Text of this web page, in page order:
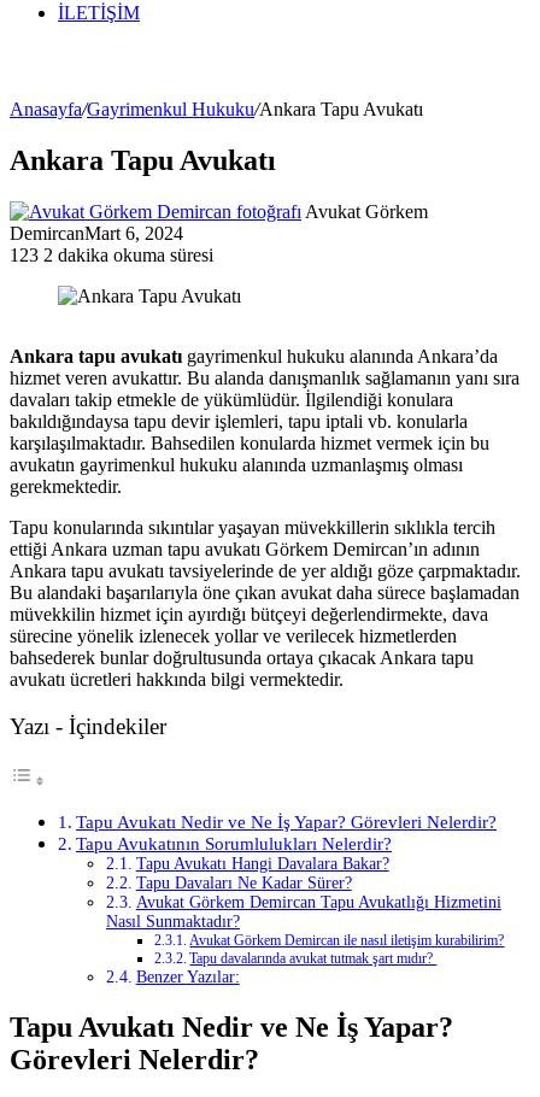
İLETIŞIM
Anasayfa/Gayrimenkul Hukuku/Ankara Tapu Avukatı
Ankara Tapu Avukatı
Avukat Görkem
DemircanMart 6, 2024
123 2 dakika okuma süresi
Ankara tapu avukatı gayrimenkul hukuku alanında Ankara’da
hizmet veren avukattır. Bu alanda danışmanlık sağlamanın yanı sıra
davaları takip etmekle de yükümlüdür. İlgilendiği konulara
bakıldığındaysa tapu devir işlemleri, tapu iptali vb. konularla
karşılaşılmaktadır. Bahsedilen konularda hizmet vermek için bu
avukatın gayrimenkul hukuku alanında uzmanlaşmış olması
gerekmektedir.
Tapu konularında sıkıntılar yaşayan müvekkillerin sıklıkla tercih
ettiği Ankara uzman tapu avukatı Görkem Demircan’ın adının
Ankara tapu avukatı tavsiyelerinde de yer aldığı göze çarpmaktadır.
Bu alandaki başarılarıyla öne çıkan avukat daha sürece başlamadan
müvekkilin hizmet için ayırdığı bütçeyi değerlendirmekte, dava
sürecine yönelik izlenecek yollar ve verilecek hizmetlerden
bahsederek bunlar doğrultusunda ortaya çıkacak Ankara tapu
avukatı ücretleri hakkında bilgi vermektedir.
Yazı - İçindekiler
Tapu Avukatı Nedir ve Ne İş Yapar? Görevleri Nelerdir?
Tapu Avukatının Sorumlulukları Nelerdir?
Tapu Avukatı Hangi Davalara Bakar?
Tapu Davaları Ne Kadar Sürer?
Avukat Görkem Demircan Tapu Avukatlığı Hizmetini
Nasıl Sunmaktadır?
Avukat Görkem Demircan ile nasıl iletişim kurabilirim?
Tapu davalarında avukat tutmak şart mıdır?
Benzer Yazılar:
Tapu Avukatı Nedir ve Ne İş Yapar?
Görevleri Nelerdir?